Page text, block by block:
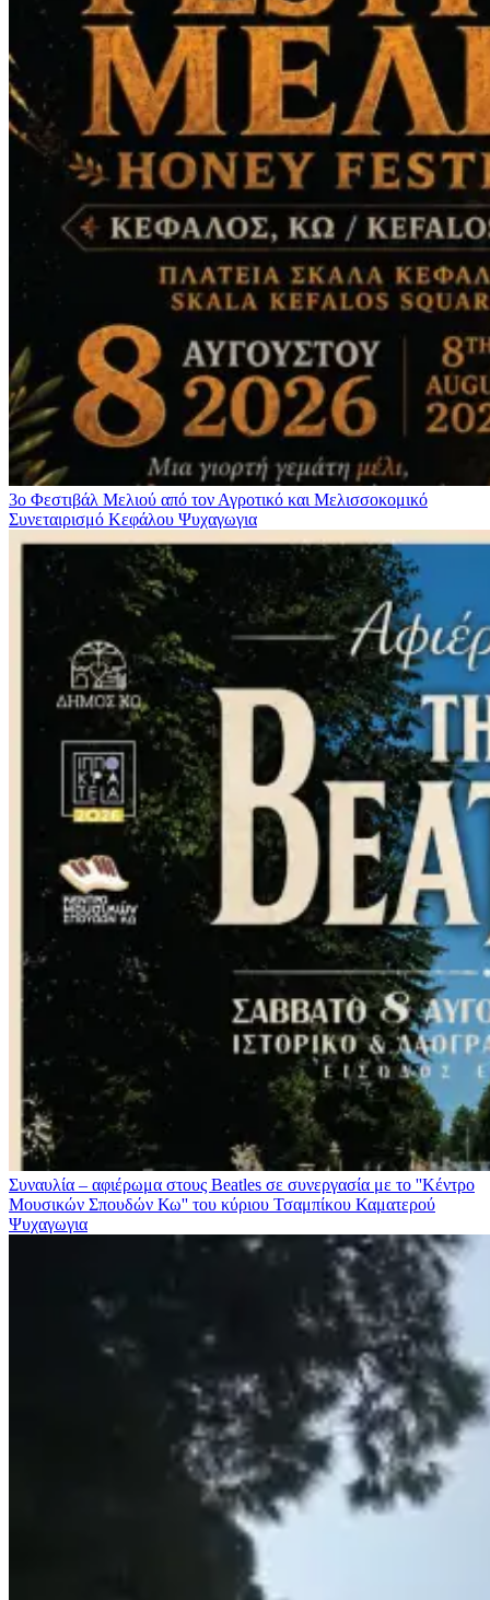
3ο Φεστιβάλ Μελιού από τον Αγροτικό και Μελισσοκομικό
Συνεταιρισμό Κεφάλου Ψυχαγωγια
Συναυλία – αφιέρωμα στους Beatles σε συνεργασία με το ''Κέντρο
Μουσικών Σπουδών Κω'' του κύριου Τσαμπίκου Καματερού
Ψυχαγωγια